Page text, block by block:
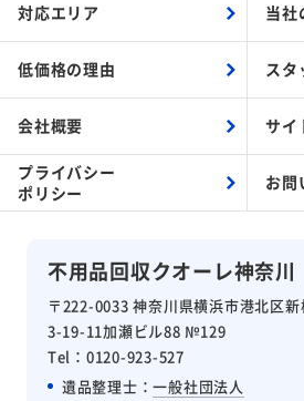
不用品回収クオーレ神奈川
〒222-0033 神奈川県横浜市港北区新
3-19-11加瀬ビル88 №129
Tel：0120-923-527
遺品整理士：一般社団法人
対応エリア 当社
低価格の理由 スタ
会社概要 サイ
プライバシー
ポリシー
お問